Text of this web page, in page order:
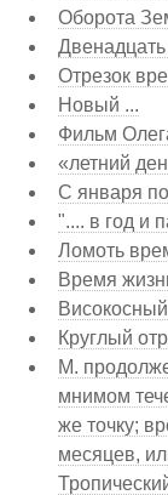
Оборота
Отрезок
Новый ...
Фильм
«летний
С января
".... в год и
Ломоть
Время
Круглый
М.
мнимом
же точку;
месяцев,